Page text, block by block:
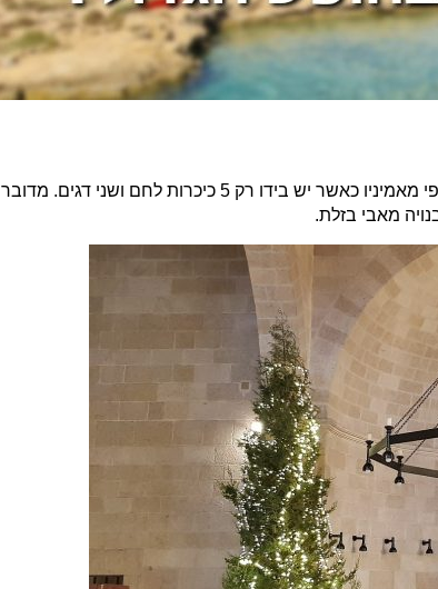
ממש כאן תוכלו לראות את הפסיפס המפורסם של נס הנצרות. כאן ניתן לראות את ישו נותן אוכל לאלפי מאמיניו כאשר יש בידו רק